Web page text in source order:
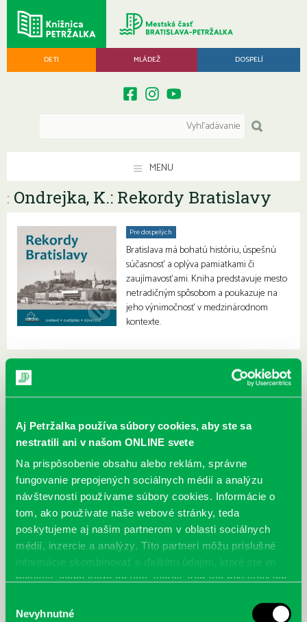
Aj Petržalka používa súbory cookies, aby ste sa
nestratili ani v našom ONLINE svete
Na prispôsobenie obsahu alebo reklám, správne
fungovanie prepojených sociálnych médií a analýzu
návštevnosti používame súbory cookies. Informácie o
tom, ako používate naše webové stránky, teda
poskytujeme aj našim partnerom v oblasti sociálnych
médií, inzercie a analýzy. Títo partneri môžu príslušné
informácie skombinovať s ďalšími údajmi, ktoré ste im
poskytli, alebo ktoré od vás získali, keď ste používali ich
súhlasu
Nevyhnutné
DETI MLÁDEŽ DOSPELÍ
MENU
: Ondrejka, K.: Rekordy Bratislavy
Pre dospelých
Bratislava má bohatú históriu, úspešnú
súčasnosť a oplýva pamiatkami či
zaujímavosťami. Kniha predstavuje mesto
netradičným spôsobom a poukazuje na
jeho výnimočnosť v medzinárodnom
kontexte.
Prvá biografia najväčšieho